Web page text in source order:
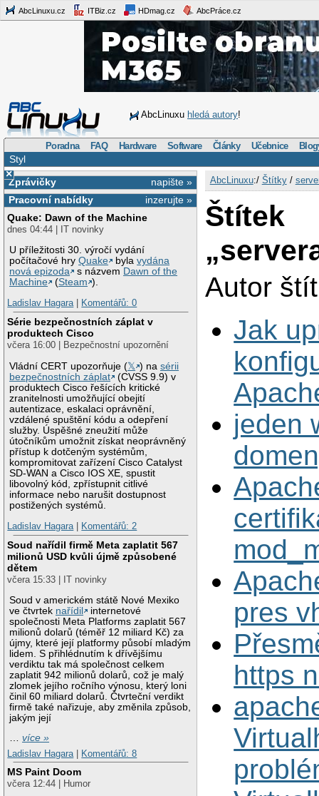
AbcLinuxu.cz ITBiz.cz HDmag.cz AbcPráce.cz
AbcLinuxu hledá autory!
Poradna FAQ Hardware Software Články Učebnice
Styl
×
napište »
Zprávičky
inzerujte »
Pracovní nabídky
Quake: Dawn of the Machine
dnes 04:44 | IT novinky
U příležitosti 30. výročí vydání
počítačové hryQuake bylavydána
nová epizoda
s názvem Dawn of the
Machine
(Steam ).
Ladislav Hagara| Komentářů: 0
Série bezpečnostních záplat v
produktech Cisco
včera 16:00 | Bezpečnostní upozornění
Vládní CERT upozorňuje (𝕏 ) nasérii
bezpečnostních záplat
(CVSS 9.9) v
produktech Cisco řešících kritické
zranitelnosti umožňující obejití
autentizace, eskalaci oprávnění,
vzdálené spuštění kódu a odepření
služby. Úspěšné zneužití může
útočníkům umožnit získat neoprávněný
přístup k dotčeným systémům,
kompromitovat zařízení Cisco Catalyst
SD-WAN a Cisco IOS XE, spustit
libovolný kód, zpřístupnit citlivé
informace nebo narušit dostupnost
postižených systémů.
Ladislav Hagara| Komentářů: 2
Soud nařídil firmě Meta zaplatit 567
milionů USD kvůli újmě způsobené
dětem
včera 15:33 | IT novinky
Soud v americkém státě Nové Mexiko
ve čtvrtek nařídil
internetové
společnosti Meta Platforms zaplatit 567
milionů dolarů (téměř 12 miliard Kč) za
újmy, které její platformy působí mladým
lidem. S přihlédnutím k dřívějšímu
verdiktu tak má společnost celkem
zaplatit 942 milionů dolarů, což je malý
zlomek jejího ročního výnosu, který loni
činil 60 miliard dolarů. Čtvrteční verdikt
firmě také nařizuje, aby změnila způsob,
jakým její
…více »
Ladislav Hagara
Komentářů: 8
MS Paint Doom
včera 12:44 | Humor
AbcLinuxu:/ Štítky/
Štítek
Autor
Jak
jeden
pres
https